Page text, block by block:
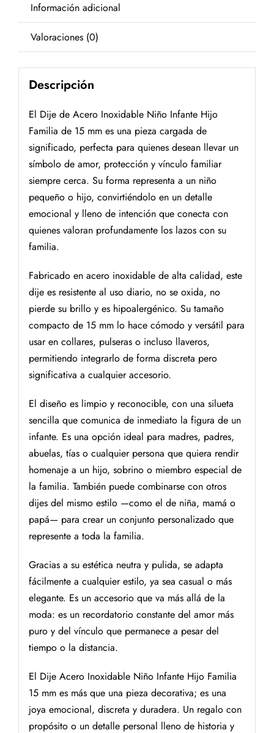
Información adicional
Valoraciones (0)
Descripción
El Dije de Acero Inoxidable Niño Infante Hijo
Familia de 15 mm es una pieza cargada de
significado, perfecta para quienes desean llevar un
símbolo de amor, protección y vínculo familiar
siempre cerca. Su forma representa a un niño
pequeño o hijo, convirtiéndolo en un detalle
emocional y lleno de intención que conecta con
quienes valoran profundamente los lazos con su
familia.
Fabricado en acero inoxidable de alta calidad, este
dije es resistente al uso diario, no se oxida, no
pierde su brillo y es hipoalergénico. Su tamaño
compacto de 15 mm lo hace cómodo y versátil para
usar en collares, pulseras o incluso llaveros,
permitiendo integrarlo de forma discreta pero
significativa a cualquier accesorio.
El diseño es limpio y reconocible, con una silueta
sencilla que comunica de inmediato la figura de un
infante. Es una opción ideal para madres, padres,
abuelas, tías o cualquier persona que quiera rendir
homenaje a un hijo, sobrino o miembro especial de
la familia. También puede combinarse con otros
dijes del mismo estilo —como el de niña, mamá o
papá— para crear un conjunto personalizado que
represente a toda la familia.
Gracias a su estética neutra y pulida, se adapta
fácilmente a cualquier estilo, ya sea casual o más
elegante. Es un accesorio que va más allá de la
moda: es un recordatorio constante del amor más
puro y del vínculo que permanece a pesar del
tiempo o la distancia.
El Dije Acero Inoxidable Niño Infante Hijo Familia
15 mm es más que una pieza decorativa; es una
joya emocional, discreta y duradera. Un regalo con
propósito o un detalle personal lleno de historia y